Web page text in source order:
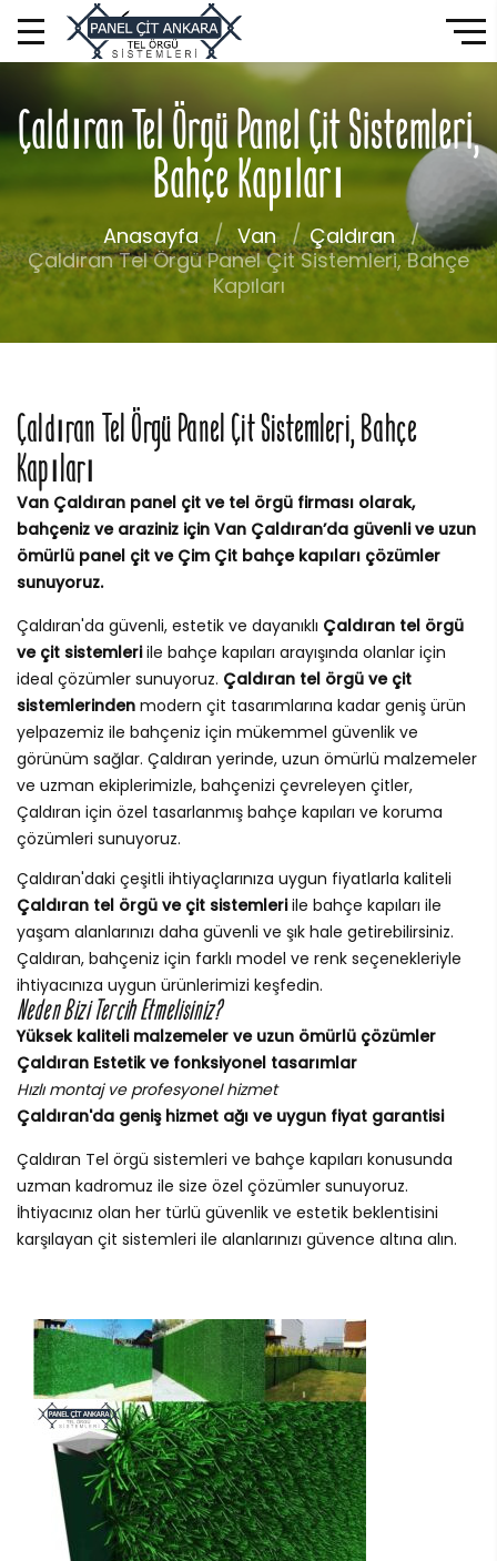
Çaldıran Tel Örgü Panel Çit Sistemleri,
Bahçe Kapıları
Anasayfa Van
Çaldıran
Çaldıran Tel Örgü Panel Çit Sistemleri, Bahçe
Kapıları
Çaldıran Tel Örgü Panel Çit Sistemleri, Bahçe
Kapıları
Van Çaldıran panel çit ve tel örgü firması olarak,
bahçeniz ve araziniz için Van Çaldıran’da güvenli ve uzun
ömürlü panel çit ve Çim Çit bahçe kapıları çözümler
sunuyoruz.
Çaldıran'da güvenli, estetik ve dayanıklı Çaldıran tel örgü
ve çit sistemleriile bahçe kapıları arayışında olanlar için
ideal çözümler sunuyoruz. Çaldıran tel örgü ve çit
sistemlerinden modern çit tasarımlarına kadar geniş ürün
yelpazemiz ile bahçeniz için mükemmel güvenlik ve
görünüm sağlar. Çaldıran yerinde, uzun ömürlü malzemeler
ve uzman ekiplerimizle, bahçenizi çevreleyen çitler,
Çaldıran için özel tasarlanmış bahçe kapıları ve koruma
çözümleri sunuyoruz.
Çaldıran'daki çeşitli ihtiyaçlarınıza uygun fiyatlarla kaliteli
Çaldıran tel örgü ve çit sistemleriile bahçe kapıları ile
yaşam alanlarınızı daha güvenli ve şık hale getirebilirsiniz.
Çaldıran, bahçeniz için farklı model ve renk seçenekleriyle
ihtiyacınıza uygun ürünlerimizi keşfedin.
Neden Bizi Tercih Etmelisiniz?
Yüksek kaliteli malzemeler ve uzun ömürlü çözümler
Çaldıran Estetik ve fonksiyonel tasarımlar
Hızlı montaj ve profesyonel hizmet
Çaldıran'da geniş hizmet ağı ve uygun fiyat garantisi
Çaldıran Tel örgü sistemleri ve bahçe kapıları konusunda
uzman kadromuz ile size özel çözümler sunuyoruz.
İhtiyacınız olan her türlü güvenlik ve estetik beklentisini
karşılayan çit sistemleri ile alanlarınızı güvence altına alın.